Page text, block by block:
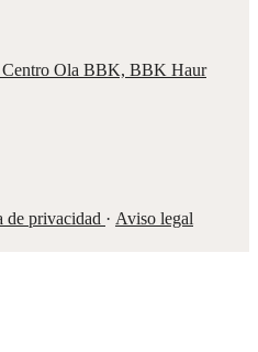
Centro Ola BBK, BBK Haur
de privacidad · Aviso legal